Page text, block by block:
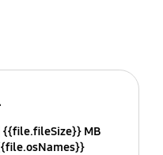
{{file.fileSize}} MB